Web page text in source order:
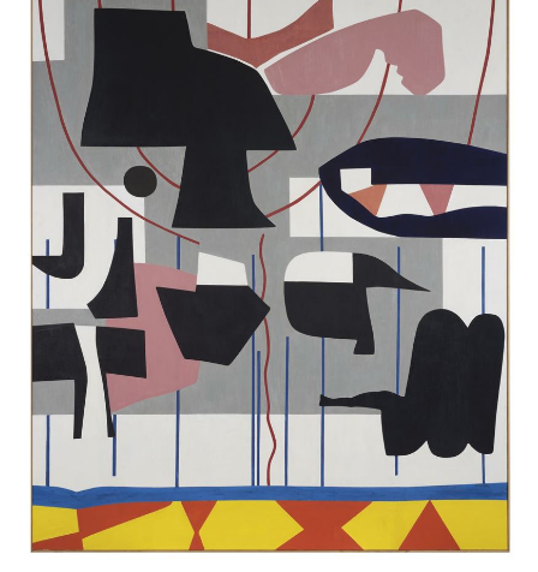
Tiges et grilles
Shirley JAFFE